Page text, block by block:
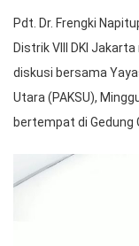
Pdt. Dr. Frengki
Distrik VIII DKI
diskusi bersama
Utara (PAKSU),
bertempat di Gedung